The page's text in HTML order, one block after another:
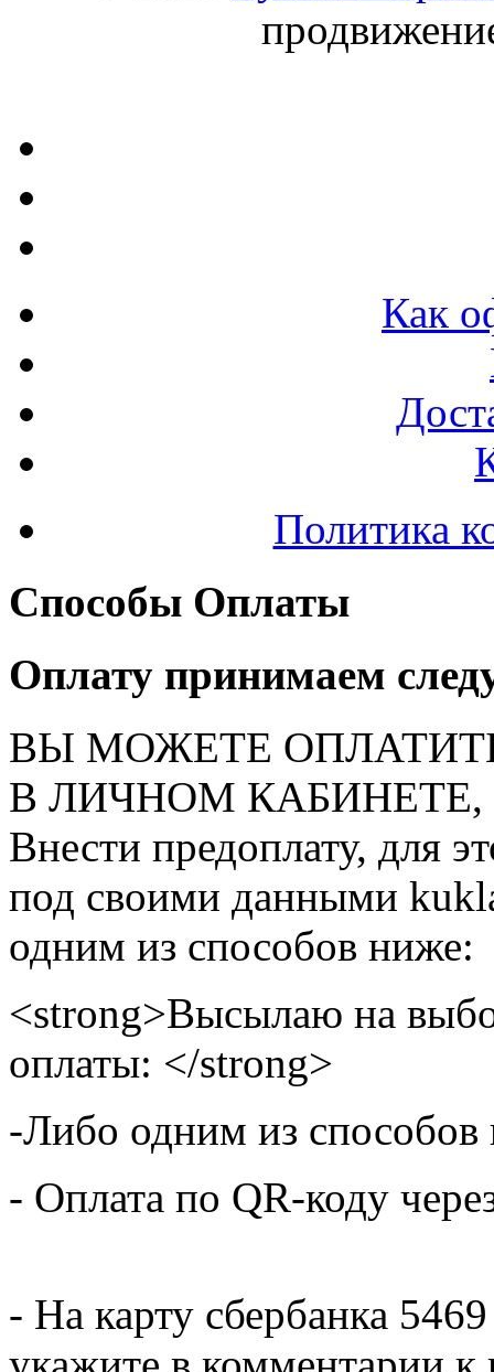
Как
Политика
Способы Оплаты
Оплату принимаем
ВЫ МОЖЕТЕ
В ЛИЧНОМ КАБИНЕТЕ,
Внести предоплату, для
под своими данными
одним из способов ниже:
<strong>Высылаю на
оплаты: </strong>
-Либо одним из
- Оплата по QR-коду
- На карту сбербанка